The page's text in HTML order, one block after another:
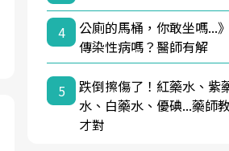
4
公廁的馬桶，你敢坐嗎...
傳染性病嗎？醫師有解
5
跌倒擦傷了！紅藥水、紫
水、白藥水、優碘...藥師
才對